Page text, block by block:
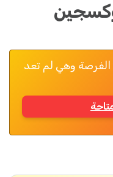
الفرصة وهي لم تعد